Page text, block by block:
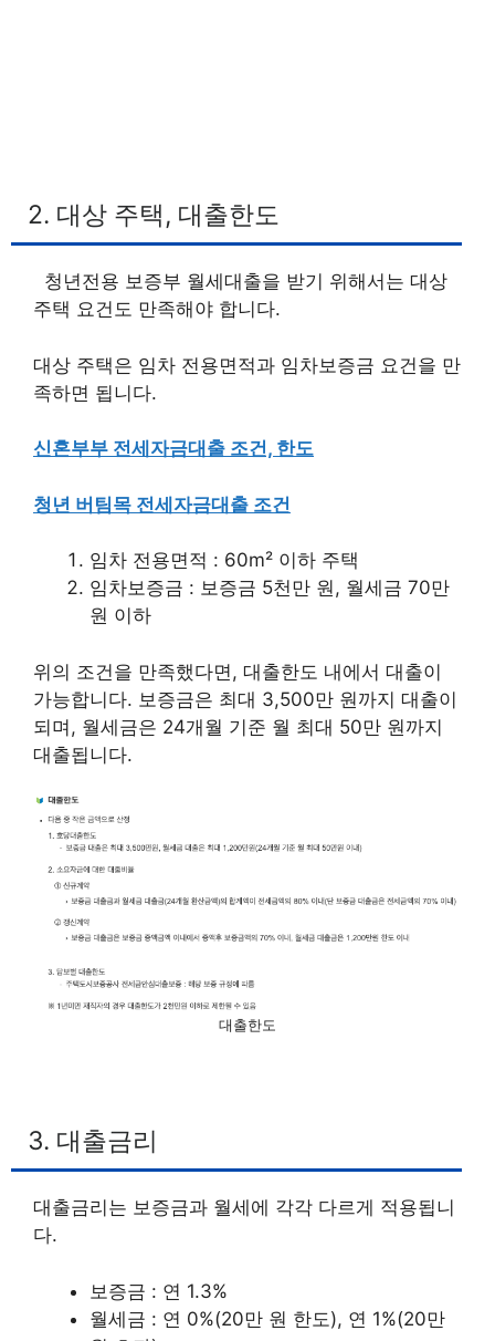
2. 대상 주택, 대출한도
청년전용 보증부 월세대출을 받기 위해서는 대상
주택 요건도 만족해야 합니다.
대상 주택은 임차 전용면적과 임차보증금 요건을 만
족하면 됩니다.
신혼부부 전세자금대출 조건, 한도
청년 버팀목 전세자금대출 조건
임차 전용면적 : 60m² 이하 주택
임차보증금 : 보증금 5천만 원, 월세금 70만
원 이하
위의 조건을 만족했다면, 대출한도 내에서 대출이
가능합니다. 보증금은 최대 3,500만 원까지 대출이
되며, 월세금은 24개월 기준 월 최대 50만 원까지
대출됩니다.
대출한도
3. 대출금리
대출금리는 보증금과 월세에 각각 다르게 적용됩니
다.
보증금 : 연 1.3%
월세금 : 연 0%(20만 원 한도), 연 1%(20만